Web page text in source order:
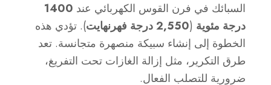
السبائك في فرن القوس الكهربائي عند 1400
درجة مئوية (2,550 درجة فهرنهايت
). تؤدي هذه
الخطوة إلى إنشاء سبيكة منصهرة متجانسة. تعد
طرق التكرير، مثل إزالة الغازات تحت التفريغ،
ضرورية للتصلب الفعال.